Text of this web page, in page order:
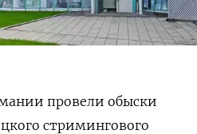
провели обыски
стримингового